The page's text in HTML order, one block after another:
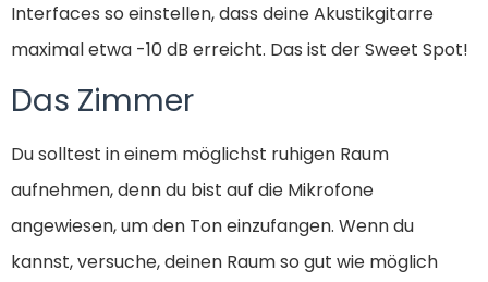
Interfaces so einstellen, dass deine Akustikgitarre
maximal etwa -10 dB erreicht. Das ist der Sweet Spot!
Das Zimmer
Du solltest in einem möglichst ruhigen Raum
aufnehmen, denn du bist auf die Mikrofone
angewiesen, um den Ton einzufangen. Wenn du
kannst, versuche, deinen Raum so gut wie möglich